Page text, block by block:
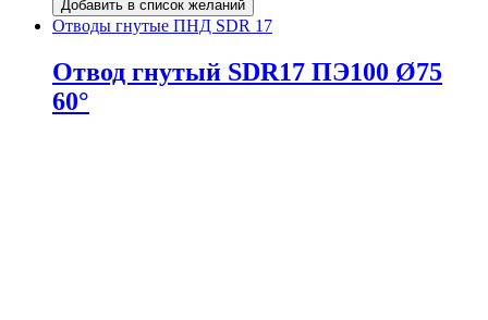
Добавить в список желаний
Отводы гнутые ПНД SDR 17
Отвод гнутый SDR17 ПЭ100 Ø75
60°